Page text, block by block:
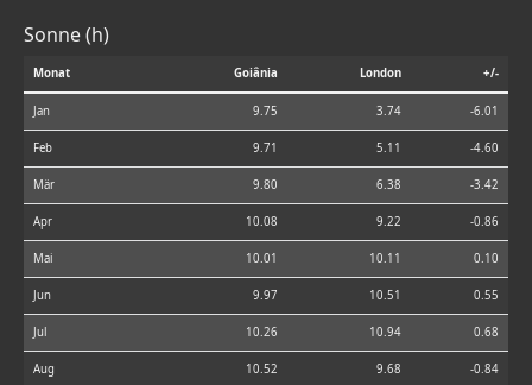
Sonne (h)
Monat Goiânia London +/-
Jan 9.75 3.74 -6.01
Feb 9.71 5.11 -4.60
Mär 9.80 6.38 -3.42
Apr 10.08 9.22 -0.86
Mai 10.01 10.11 0.10
Jun 9.97 10.51 0.55
Jul 10.26 10.94 0.68
Aug 10.52 9.68 -0.84